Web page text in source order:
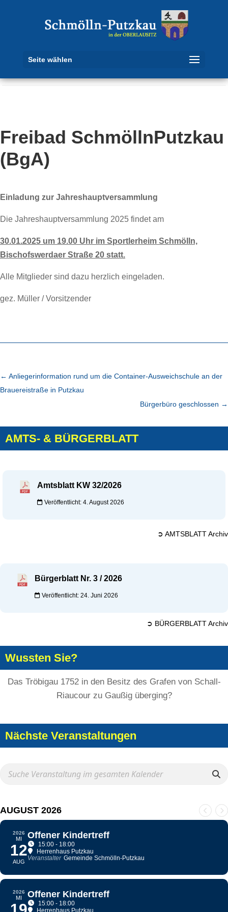
Seite wählen
Freibad SchmöllnPutzkau
(BgA)
Einladung zur Jahreshauptversammlung
Die Jahreshauptversammlung 2025 findet am
30.01.2025 um 19.00 Uhr im Sportlerheim Schmölln,
Bischofswerdaer Straße 20 statt.
Alle Mitglieder sind dazu herzlich eingeladen.
gez. Müller / Vorsitzender
← Anliegerinformation rund um die Container-Ausweichschule an der
Brauereistraße in Putzkau
Bürgerbüro geschlossen →
AMTS- & BÜRGERBLATT
Amtsblatt KW 32/2026
Veröffentlicht: 4. August 2026
➲ AMTSBLATT Archiv
Bürgerblatt Nr. 3 / 2026
Veröffentlicht: 24. Juni 2026
➲ BÜRGERBLATT Archiv
Wussten Sie?
Das Tröbigau 1752 in den Besitz des Grafen von Schall-
Riaucour zu Gaußig überging?
Nächste Veranstaltungen
AUGUST 2026
2026
MI
12
AUG
Offener Kindertreff
15:00 - 18:00
Herrenhaus Putzkau
Veranstalter Gemeinde Schmölln-Putzkau
2026
MI Offener Kindertreff
15:00 - 18:00
Herrenhaus Putzkau